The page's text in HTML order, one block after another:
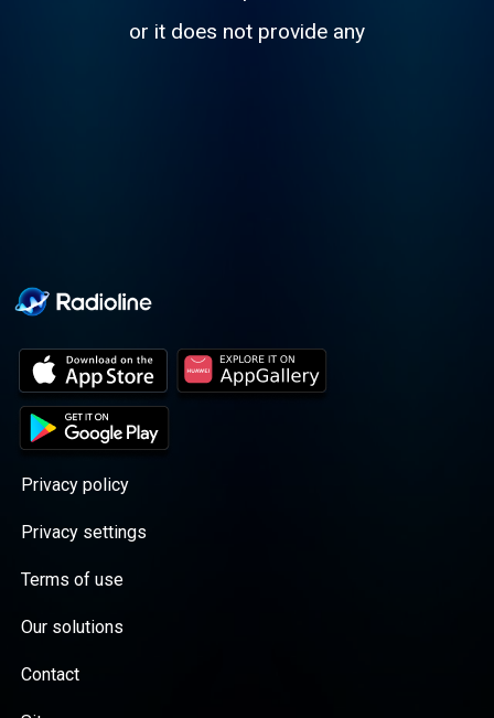
or it does not provide any
Privacy policy
Privacy settings
Terms of use
Our solutions
Contact